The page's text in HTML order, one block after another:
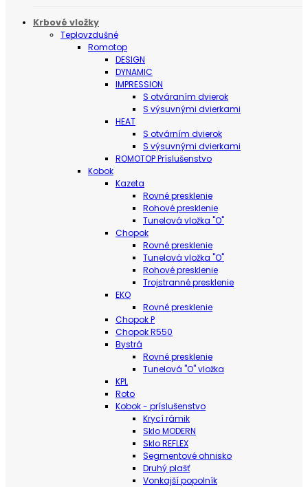
Krbové vložky
Teplovzdušné
Romotop
DESIGN
DYNAMIC
IMPRESSION
S otváraním dvierok
S výsuvnými dvierkami
HEAT
S otvárním dvierok
S výsuvnými dvierkami
ROMOTOP Príslušenstvo
Kobok
Kazeta
Rovné presklenie
Rohové presklenie
Tunelová vložka "O"
Chopok
Rovné presklenie
Tunelová vložka "O"
Rohové presklenie
Trojstranné presklenie
EKO
Rovné presklenie
Chopok P
Chopok R550
Bystrá
Rovné presklenie
Tunelová "O" vložka
KPL
Roto
Kobok - príslušenstvo
Krycí rámik
Sklo MODERN
Sklo REFLEX
Segmentové ohnisko
Druhý plašť
Vonkajší popolník